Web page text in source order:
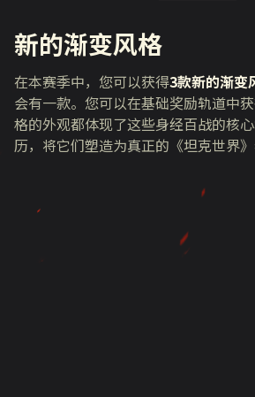
新的渐变风格
在本赛季中，您可以获得3款新的渐变
会有一款。您可以在基础奖励轨道中
格的外观都体现了这些身经百战的核
历，将它们塑造为真正的《坦克世界》